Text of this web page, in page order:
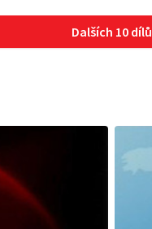
Dalších 10 dílů